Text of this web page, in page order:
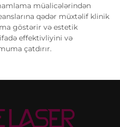
müalicələrindən
qədər müxtəlif klinik
göstərir və estetik
effektivliyini və
çatdırır.